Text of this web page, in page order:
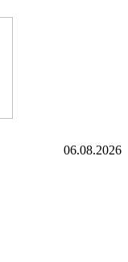
06.08.2026